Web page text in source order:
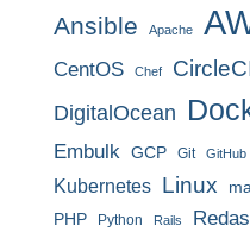
Ansible Apache
CentOS Chef
DigitalOcean
Embulk GCP Git GitHub
Kubernetes Linux
PHP Python Rails